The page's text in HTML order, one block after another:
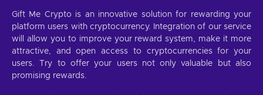
Gift Me Crypto is an innovative solution for rewarding your
platform users with cryptocurrency. Integration of our service
will allow you to improve your reward system, make it more
attractive, and open access to cryptocurrencies for your
users. Try to offer your users not only valuable but also
promising rewards.